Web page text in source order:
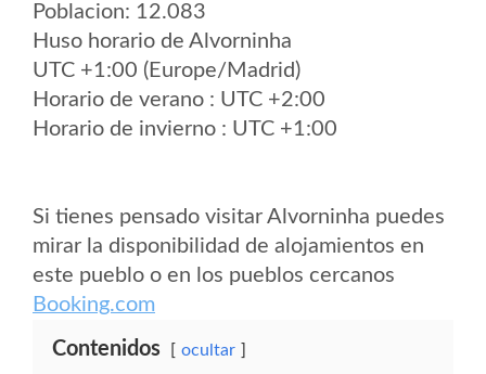
Poblacion: 12.083
Huso horario de Alvorninha
UTC +1:00 (Europe/Madrid)
Horario de verano : UTC +2:00
Horario de invierno : UTC +1:00
Si tienes pensado visitar Alvorninha puedes
mirar la disponibilidad de alojamientos en
este pueblo o en los pueblos cercanos
Booking.com
Contenidos ocultar